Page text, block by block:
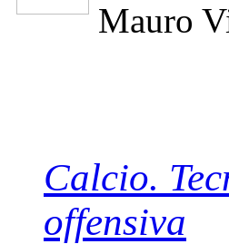
Mauro
Calcio.
offensiva